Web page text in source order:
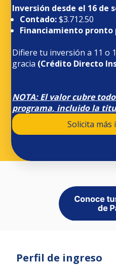
Inversión desde el 16 de
Contado:$3.712.50
Financiamiento pronto
Difiere tu inversión a 11 o
gracia (Crédito Directo
NOTA: El valor cubre
programa, incluido la
Solicita
Perfil de ingreso